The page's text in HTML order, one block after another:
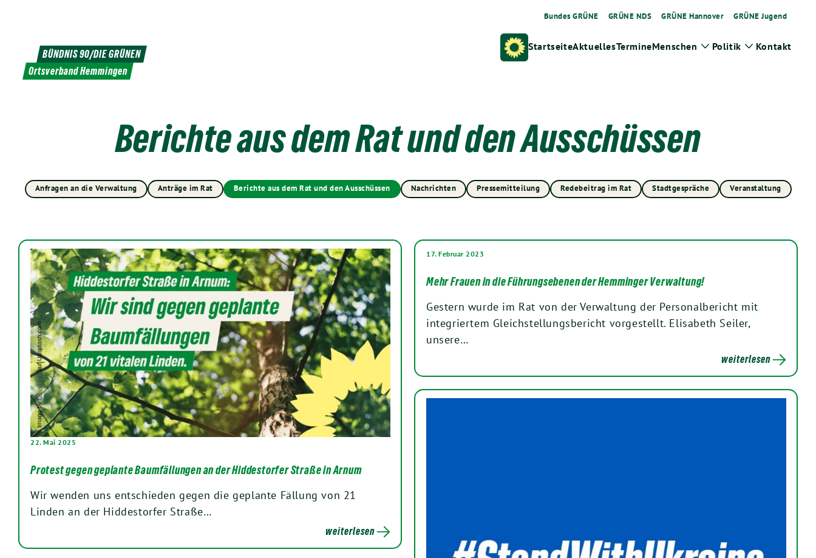
Bundes GRÜNE GRÜNE NDS GRÜNE Hannover GRÜNE Jugend
BÜNDNIS 90/DIE GRÜNEN
Ortsverband Hemmingen
StartseiteAktuellesTermineMenschen
Zeige
Politik Zeige
Kontakt
Berichte aus dem Rat und den Ausschüssen
Anfragen an die Verwaltung Anträge im Rat Berichte aus dem Rat und den Ausschüssen Nachrichten Pressemitteilung Redebeitrag im Rat Stadtgespräche Veranstaltung
22. Mai 2025
Protest gegen geplante Baumfällungen an der Hiddestorfer Straße in Arnum
Wir wenden uns entschieden gegen die geplante Fällung von 21
Linden an der Hiddestorfer Straße…
weiterlesen
17. Februar 2023
Mehr Frauen in die Führungsebenen der Hemminger Verwaltung!
Gestern wurde im Rat von der Verwaltung der Personalbericht mit
integriertem Gleichstellungsbericht vorgestellt. Elisabeth Seiler,
unsere…
weiterlesen